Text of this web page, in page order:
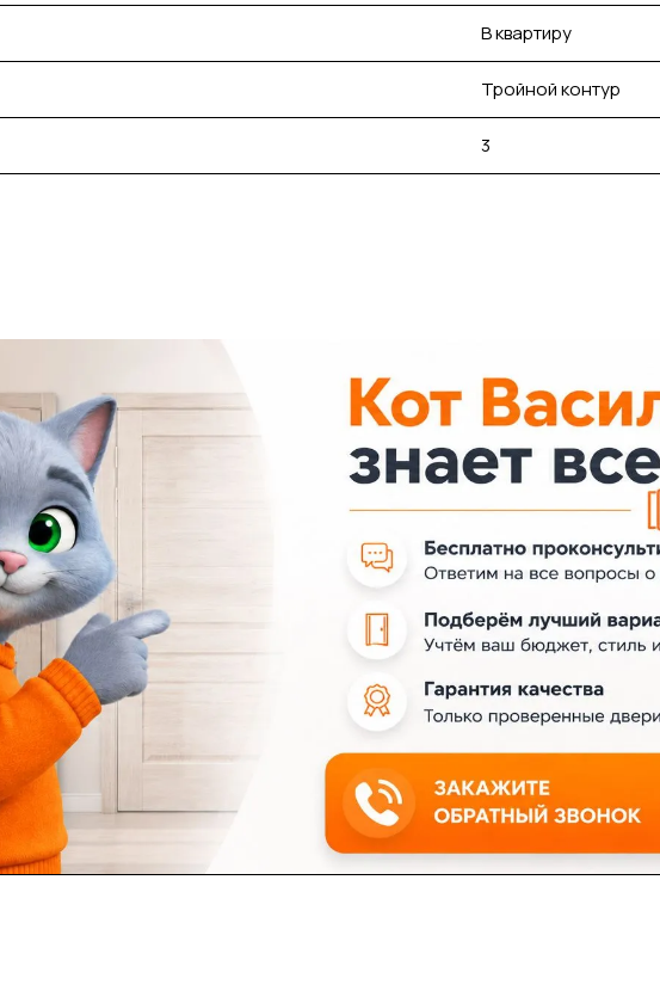
В квартиру
Тройной контур
3